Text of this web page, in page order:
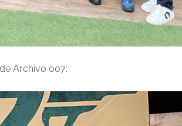
Archivo 007: